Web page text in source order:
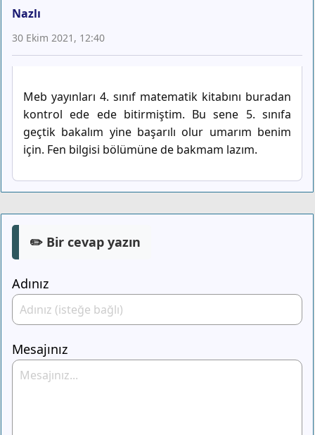
Nazlı
30 Ekim 2021, 12:40
Meb yayınları 4. sınıf matematik kitabını buradan
kontrol ede ede bitirmiştim. Bu sene 5. sınıfa
geçtik bakalım yine başarılı olur umarım benim
için. Fen bilgisi bölümüne de bakmam lazım.
✏️ Bir cevap yazın
Adınız
Mesajınız